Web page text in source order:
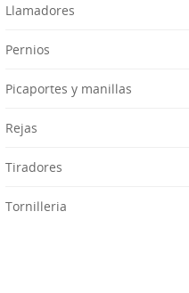
Llamadores
Pernios
Picaportes y manillas
Rejas
Tiradores
Tornilleria